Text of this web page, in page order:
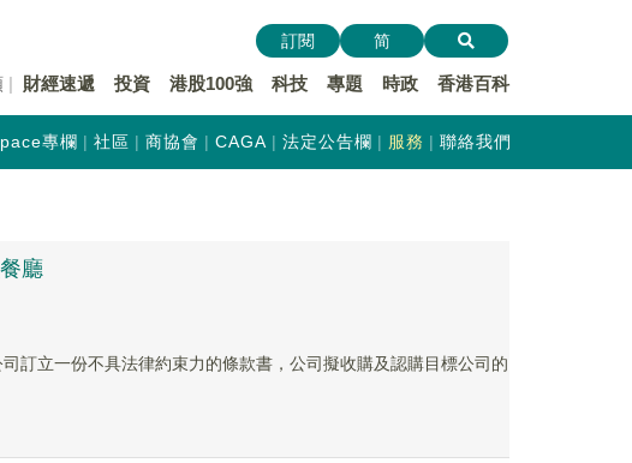
財經速遞 投資 港股100強 科技 專題 時政 香港百科
訂閱 简
專欄 社區 商協會 CAGA 法定公告欄 服務 聯絡我們
廳
訂立一份不具法律約束力的條款書，公司擬收購及認購目標公司的